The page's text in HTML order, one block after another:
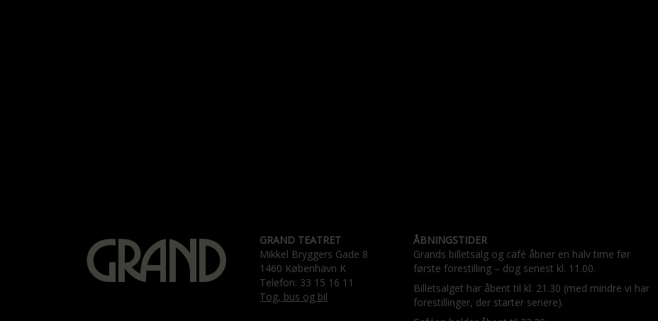
GRAND TEATRET
Mikkel Bryggers Gade 8
1460 København K
Telefon: 33 15 16 11
Tog, bus og bil
ÅBNINGSTIDER
Grands billetsalg og café åbner en halv time før
første forestilling – dog senest kl. 11.00.
Billetsalget har åbent til kl. 21.30 (med mindre vi har
forestillinger, der starter senere).